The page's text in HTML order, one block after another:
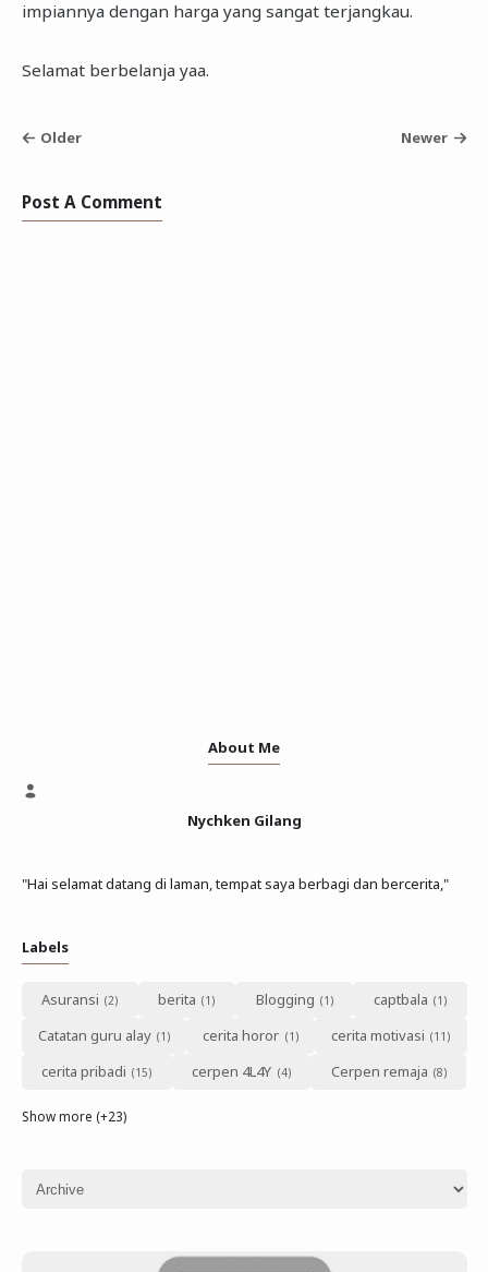
impiannya dengan harga yang sangat terjangkau.
Selamat berbelanja yaa.
Older Newer
Post A Comment
About Me
Nychken Gilang
"Hai selamat datang di laman, tempat saya berbagi dan bercerita,"
Labels
Asuransi berita Blogging
captbala
Catatan guru alay
cerita horor
cerita motivasi
cerita pribadi
cerpen 4L4Y Cerpen remaja
Show more (+23)